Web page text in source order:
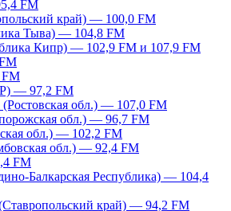
FM
край) — 100,0 FM
Тыва) — 104,8 FM
Кипр) — 102,9 FM и 107,9 FM
— 97,2 FM
обл.) — 107,0 FM
обл.) — 96,7 FM
обл.) — 102,2 FM
обл.) — 92,4 FM
FM
Балкарская Республика) — 104,4
край) — 94,2 FM